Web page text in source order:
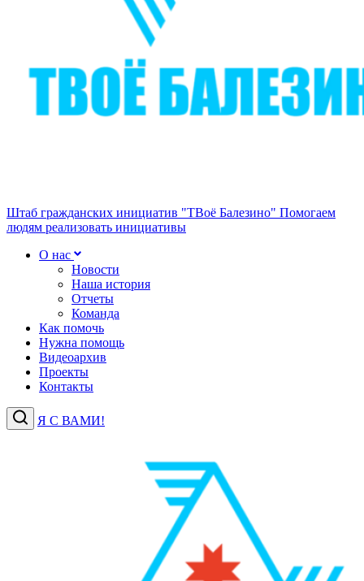
Штаб гражданских инициатив "ТВоё Балезино" Помогаем
людям реализовать инициативы
О нас
Новости
Наша история
Отчеты
Команда
Как помочь
Нужна помощь
Видеоархив
Проекты
Контакты
Я С ВАМИ!